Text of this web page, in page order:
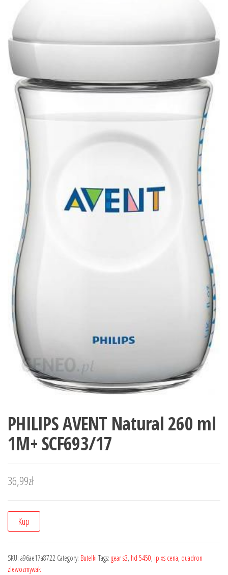
PHILIPS AVENT Natural 260 ml
1M+ SCF693/17
36,99zł
Kup
SKU: a96ae17a8722 Category: Butelki Tags: gear s3, hd 5450, ip xs cena, quadron
zlewozmywak